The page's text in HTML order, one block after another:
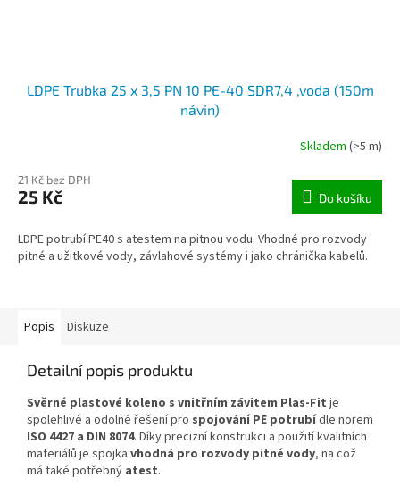
LDPE Trubka 25 x 3,5 PN 10 PE-40 SDR7,4 ,voda (150m
návin)
Skladem (>5 m)
21 Kč bez DPH
25 Kč Do košíku
LDPE potrubí PE40 s atestem na pitnou vodu. Vhodné pro rozvody
pitné a užitkové vody, závlahové systémy i jako chránička kabelů.
Popis Diskuze
Detailní popis produktu
Svěrné plastové koleno s vnitřním závitem Plas-Fit je
spolehlivé a odolné řešení pro spojování PE potrubídle norem
ISO 4427 a DIN 8074. Díky precizní konstrukci a použití kvalitních
materiálů je spojka vhodná pro rozvody pitné vody, na což
má také potřebný atest.